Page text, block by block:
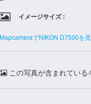
イメージサイズ :
MapcameraでNIKON D7500を
この写真が含まれている